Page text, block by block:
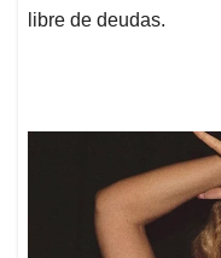
libre de deudas.